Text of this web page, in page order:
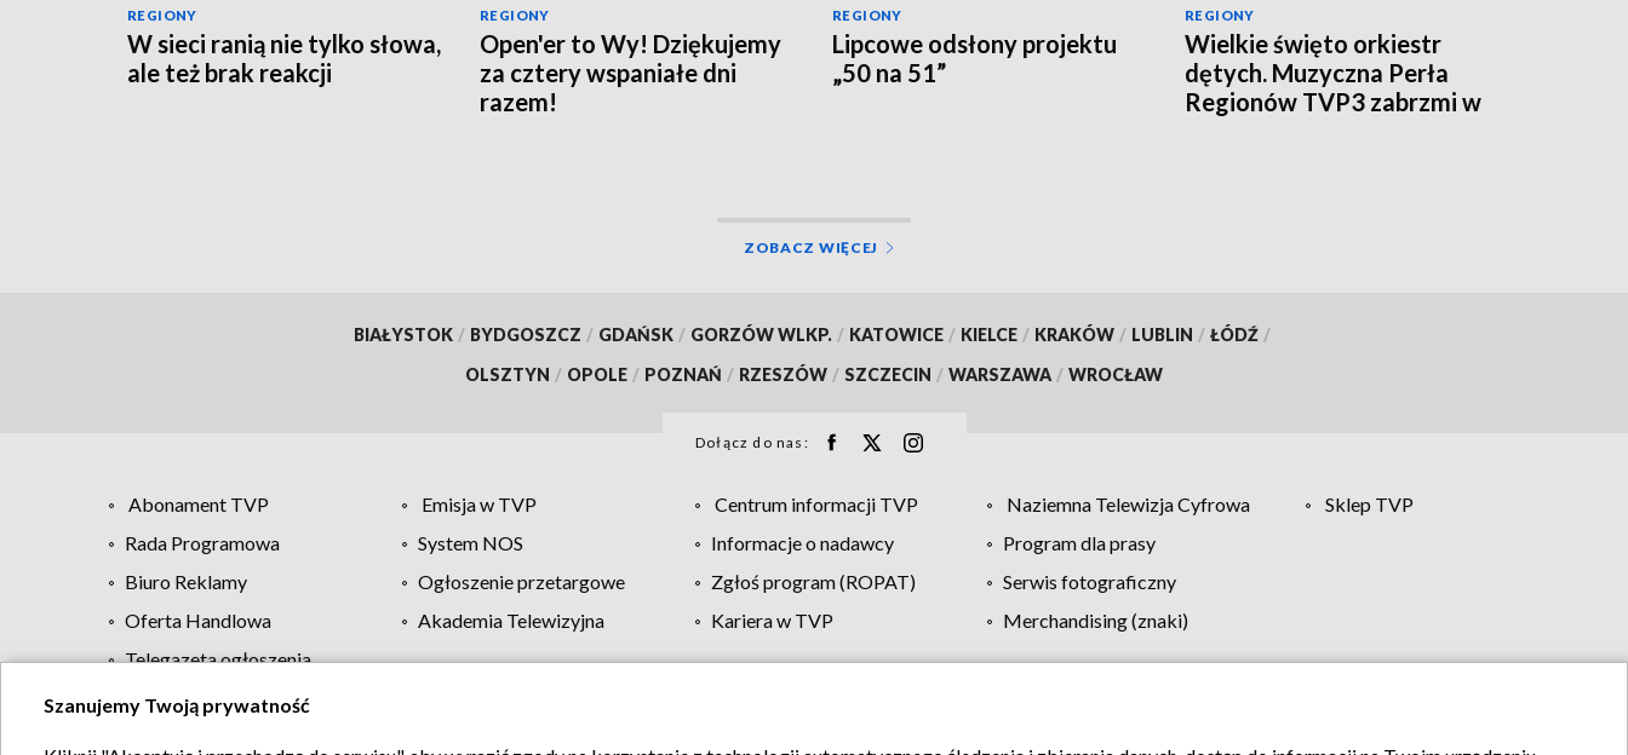
REGIONY
W sieci ranią nie tylko słowa,
ale też brak reakcji
REGIONY
Open'er to Wy! Dziękujemy
za cztery wspaniałe dni
razem!
REGIONY
Lipcowe odsłony projektu
„50 na 51”
REGIONY
Wielkie święto orkiestr
dętych. Muzyczna Perła
Regionów TVP3 zabrzmi w
ZOBACZ WIĘCEJ
BIAŁYSTOK / BYDGOSZCZ / GDAŃSK / GORZÓW WLKP. / KATOWICE / KIELCE / KRAKÓW / LUBLIN / ŁÓDŹ /
OLSZTYN / OPOLE / POZNAŃ / RZESZÓW / SZCZECIN / WARSZAWA / WROCŁAW
Dołącz do nas:
Abonament TVP Emisja w TVP Centrum informacji TVP Naziemna Telewizja Cyfrowa
Sklep TVP
Rada Programowa
System NOS Informacje o nadawcy
Program dla prasy
Biuro Reklamy
Ogłoszenie przetargowe Zgłoś program (ROPAT)
Serwis fotograficzny
Oferta Handlowa
Akademia Telewizyjna Kariera w TVP
Merchandising (znaki)
Telegazeta ogłoszenia
Regulamin TVP Polityka prywatności Moje zgody Pomoc Biuro reklamy Kontakt
Szanujemy Twoją prywatność